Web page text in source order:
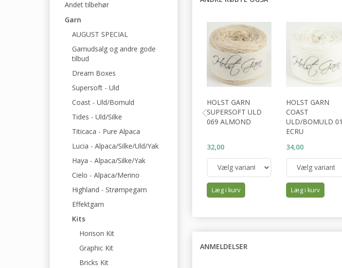
Andet tilbehør
Garn
AUGUST SPECIAL
Garnudsalg og andre gode
tilbud
Dream Boxes
Supersoft - Uld
Coast - Uld/Bomuld
Tides - Uld/Silke
Titicaca - Pure Alpaca
Lucia - Alpaca/Silke/Uld/Yak
Haya - Alpaca/Silke/Yak
Cielo - Alpaca/Merino
Highland - Strømpegarn
Effektgarn
Kits
Horison Kit
Graphic Kit
Bricks Kit
HOLST GARN
SUPERSOFT ULD
069 ALMOND
32,00
Læg i kurv
HOLST GARN
COAST
ULD/BOMULD 01
ECRU
34,00
Læg i kurv
ANMELDELSER